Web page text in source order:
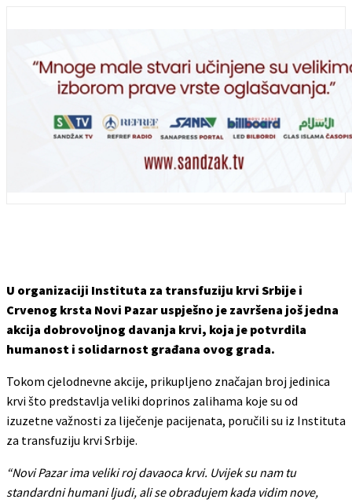
U organizaciji Instituta za transfuziju krvi Srbije i
Crvenog krsta Novi Pazar uspješno je završena još jedna
akcija dobrovoljnog davanja krvi, koja je potvrdila
humanost i solidarnost građana ovog grada.
Tokom cjelodnevne akcije, prikupljeno značajan broj jedinica
krvi što predstavlja veliki doprinos zalihama koje su od
izuzetne važnosti za liječenje pacijenata, poručili su iz Instituta
za transfuziju krvi Srbije.
“Novi Pazar ima veliki roj davaoca krvi. Uvijek su nam tu
standardni humani ljudi, ali se obradujem kada vidim nove,